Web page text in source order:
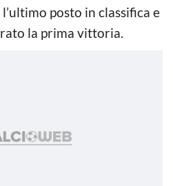
posto in classifica e
la prima vittoria.